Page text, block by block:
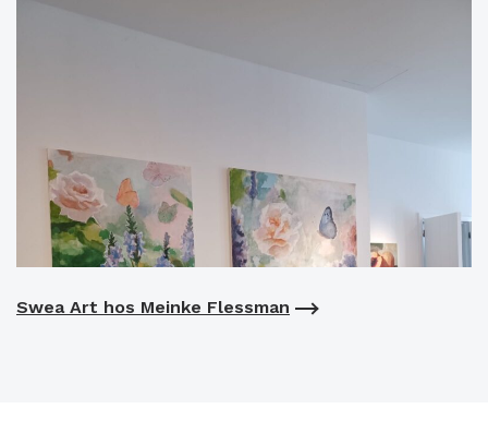
Swea Art hos Meinke Flessman